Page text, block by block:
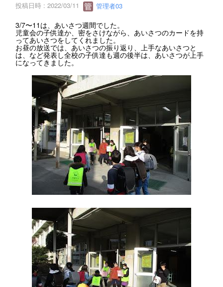
投稿日時 : 2022/03/11 管理者03
3/7〜11は、あいさつ週間でした。
児童会の子供達か、密をさけながら、あいさつのカードを持
ってあいさつをしてくれました。
お昼の放送では、あいさつの振り返り、上手なあいさつと
は、など発表し全校の子供達も週の後半は、あいさつが上手
になってきました。